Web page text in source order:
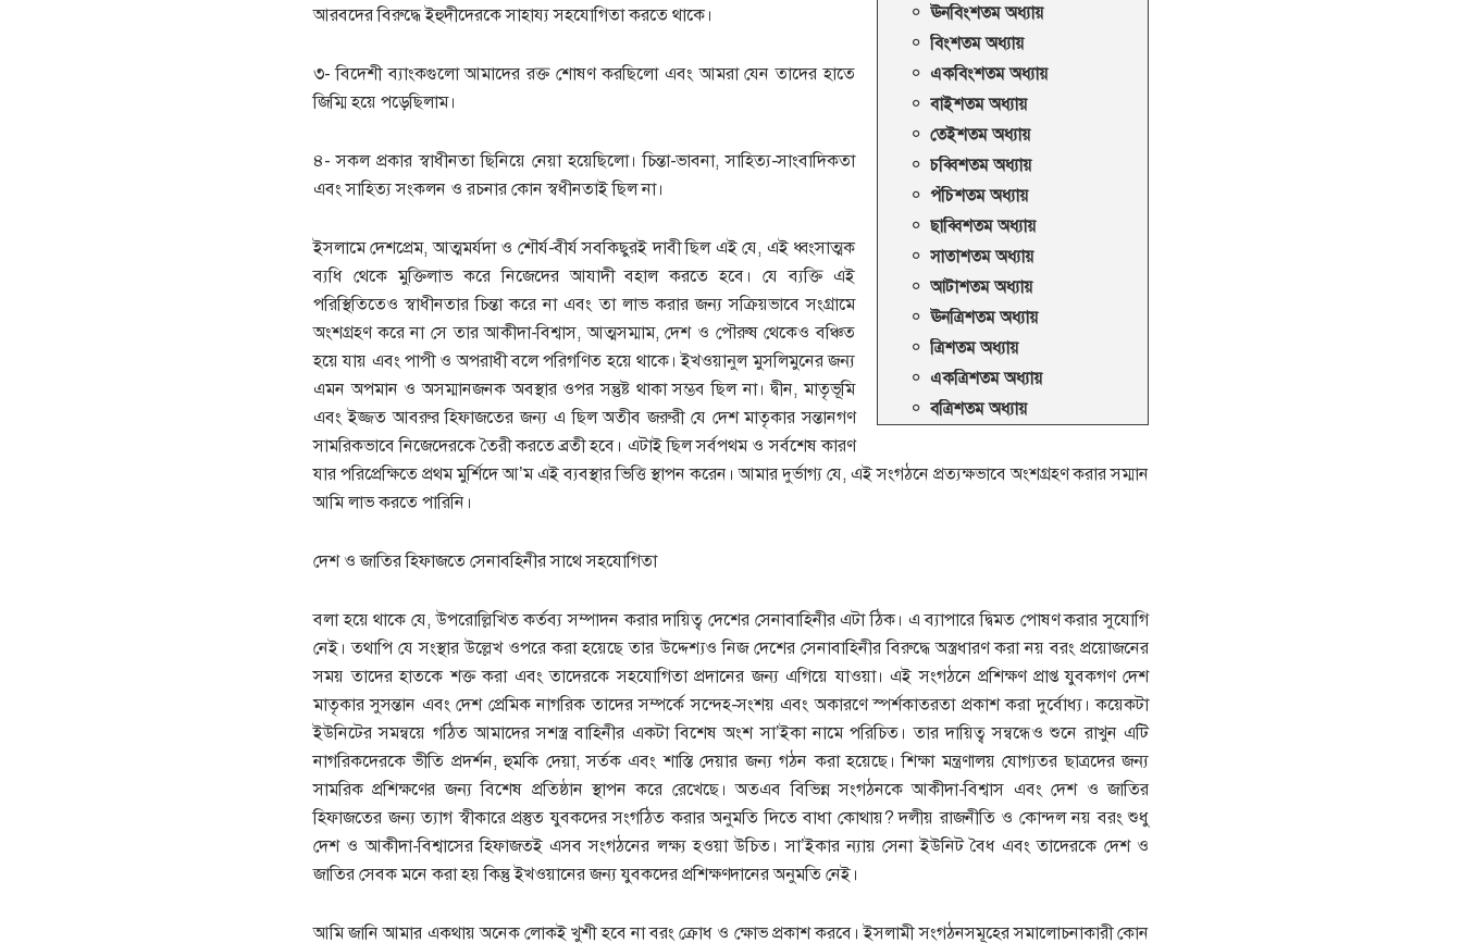
ঊনবিংশতম অধ্যায়
বিংশতম অধ্যায়
একবিংশতম অধ্যায়
বাইশতম অধ্যায়
তেইশতম অধ্যায়
চব্বিশতম অধ্যায়
পঁচিশতম অধ্যায়
ছাব্বিশতম অধ্যায়
সাতাশতম অধ্যায়
আটাশতম অধ্যায়
ঊনত্রিশতম অধ্যায়
ত্রিশতম অধ্যায়
একত্রিশতম অধ্যায়
বত্রিশতম অধ্যায়
আরবদের বিরুদ্ধে ইহুদীদেরকে সাহায্য সহযোগিতা করতে থাকে।
৩- বিদেশী ব্যাংকগুলো আমাদের রক্ত শোষণ করছিলো এবং আমরা যেন তাদের হাতে
জিম্মি হয়ে পড়েছিলাম।
৪- সকল প্রকার স্বাধীনতা ছিনিয়ে নেয়া হয়েছিলো। চিন্তা-ভাবনা, সাহিত্য-সাংবাদিকতা
এবং সাহিত্য সংকলন ও রচনার কোন স্বধীনতাই ছিল না।
ইসলামে দেশপ্রেম, আত্মমর্যদা ও শৌর্য-বীর্য সবকিছুরই দাবী ছিল এই যে, এই ধ্বংসাত্মক
ব্যধি থেকে মুক্তিলাভ করে নিজেদের আযাদী বহাল করতে হবে। যে ব্যক্তি এই
পরিস্থিতিতেও স্বাধীনতার চিন্তা করে না এবং তা লাভ করার জন্য সক্রিয়ভাবে সংগ্রামে
অংশগ্রহণ করে না সে তার আকীদা-বিশ্বাস, আত্মসম্মাম, দেশ ও পৌরুষ থেকেও বঞ্চিত
হয়ে যায় এবং পাপী ও অপরাধী বলে পরিগণিত হয়ে থাকে। ইখওয়ানুল মুসলিমুনের জন্য
এমন অপমান ও অসম্মানজনক অবস্থার ওপর সন্তুষ্ট থাকা সম্ভব ছিল না। দ্বীন, মাতৃভূমি
এবং ইজ্জত আবরুর হিফাজতের জন্য এ ছিল অতীব জরুরী যে দেশ মাতৃকার সন্তানগণ
সামরিকভাবে নিজেদেরকে তৈরী করতে ব্রতী হবে। এটাই ছিল সর্বপথম ও সর্বশেষ কারণ
যার পরিপ্রেক্ষিতে প্রথম মুর্শিদে আ’ম এই ব্যবস্থার ভিত্তি স্থাপন করেন। আমার দুর্ভাগ্য যে, এই সংগঠনে প্রত্যক্ষভাবে অংশগ্রহণ করার সম্মান
আমি লাভ করতে পারিনি।
দেশ ও জাতির হিফাজতে সেনাবহিনীর সাথে সহযোগিতা
বলা হয়ে থাকে যে, উপরোল্লিখিত কর্তব্য সম্পাদন করার দায়িত্ব দেশের সেনাবাহিনীর এটা ঠিক। এ ব্যাপারে দ্বিমত পোষণ করার সুযোগি
নেই। তথাপি যে সংস্থার উল্লেখ ওপরে করা হয়েছে তার উদ্দেশ্যও নিজ দেশের সেনাবাহিনীর বিরুদ্ধে অস্ত্রধারণ করা নয় বরং প্রয়োজনের
সময় তাদের হাতকে শক্ত করা এবং তাদেরকে সহযোগিতা প্রদানের জন্য এগিয়ে যাওয়া। এই সংগঠনে প্রশিক্ষণ প্রাপ্ত যুবকগণ দেশ
মাতৃকার সুসন্তান এবং দেশ প্রেমিক নাগরিক তাদের সম্পর্কে সন্দেহ-সংশয় এবং অকারণে স্পর্শকাতরতা প্রকাশ করা দুর্বোধ্য। কয়েকটা
ইউনিটের সমন্বয়ে গঠিত আমাদের সশস্ত্র বাহিনীর একটা বিশেষ অংশ সা’ইকা নামে পরিচিত। তার দায়িত্ব সন্বন্ধেও শুনে রাখুন এটি
নাগরিকদেরকে ভীতি প্রদর্শন, হুমকি দেয়া, সর্তক এবং শাস্তি দেয়ার জন্য গঠন করা হয়েছে। শিক্ষা মন্ত্রণালয় যোগ্যতর ছাত্রদের জন্য
সামরিক প্রশিক্ষণের জন্য বিশেষ প্রতিষ্ঠান স্থাপন করে রেখেছে। অতএব বিভিন্ন সংগঠনকে আকীদা-বিশ্বাস এবং দেশ ও জাতির
হিফাজতের জন্য ত্যাগ স্বীকারে প্রস্তুত যুবকদের সংগঠিত করার অনুমতি দিতে বাধা কোথায়? দলীয় রাজনীতি ও কোন্দল নয় বরং শুধু
দেশ ও আকীদা-বিশ্বাসের হিফাজতই এসব সংগঠনের লক্ষ্য হওয়া উচিত। সা’ইকার ন্যায় সেনা ইউনিট বৈধ এবং তাদেরকে দেশ ও
জাতির সেবক মনে করা হয় কিন্তু ইখওয়ানের জন্য যুবকদের প্রশিক্ষণদানের অনুমতি নেই।
আমি জানি আমার একথায় অনেক লোকই খুশী হবে না বরং ক্রোধ ও ক্ষোভ প্রকাশ করবে। ইসলামী সংগঠনসমূহের সমালোচনাকারী কোন